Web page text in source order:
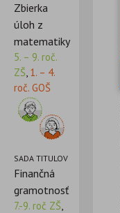
Zbierka
úloh z
matematiky
5. – 9. roč.
ZŠ, 1. – 4.
roč. GOŠ
SADA TITULOV
Finančná
gramotnosť
7.-9. roč ZŠ,